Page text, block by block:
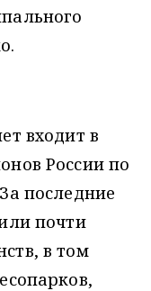
входит в
России по
последние
почти
в том